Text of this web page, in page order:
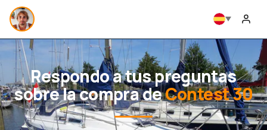
Respondo a tus preguntas
sobre la compra deContest 30